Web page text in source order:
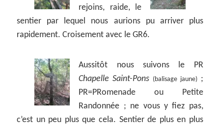
rejoins, raide, le
sentier par lequel nous aurions pu arriver plus
rapidement. Croisement avec le GR6.
Aussitôt nous suivons le PR
Chapelle Saint-Pons (balisage jaune);
PR=PRomenade ou Petite
Randonnée ; ne vous y fiez pas,
c’est un peu plus que cela. Sentier de plus en plus